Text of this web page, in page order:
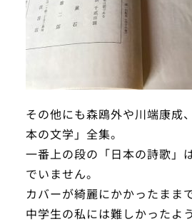
その他にも森鴎外や川端康成
本の文学」全集。
一番上の段の「日本の詩歌」
でいません。
カバーが綺麗にかかったままで
中学生の私には難しかったよう